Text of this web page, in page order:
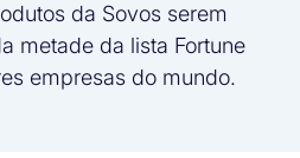
da Sovos serem
metade da lista Fortune
empresas do mundo.